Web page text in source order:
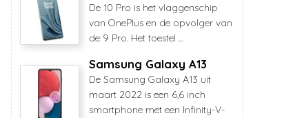
De 10 Pro is het vlaggenschip
van OnePlus en de opvolger van
de 9 Pro. Het toestel ...
Samsung Galaxy A13
De Samsung Galaxy A13 uit
maart 2022 is een 6,6 inch
smartphone met een Infinity-V-